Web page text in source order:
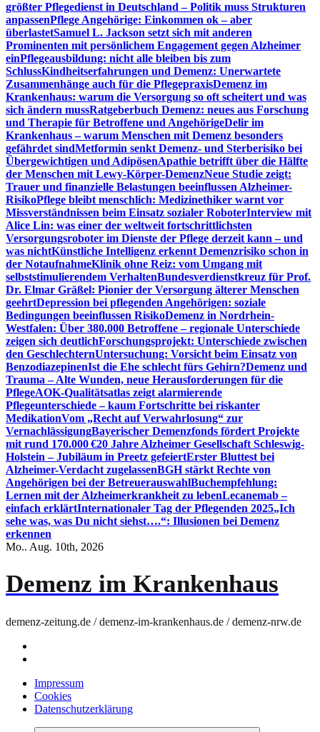
größter Pflegedienst in Deutschland – Politik muss Strukturen
anpassenPflege Angehörige: Einkommen ok – aber
überlastetSamuel L. Jackson setzt sich mit anderen
Prominenten mit persönlichem Engagement gegen Alzheimer
einPflegeausbildung: nicht alle bleiben bis zum
SchlussKindheitserfahrungen und Demenz: Unerwartete
Zusammenhänge auch für die PflegepraxisDemenz im
Krankenhaus: warum die Versorgung so oft scheitert und was
sich ändern mussRatgeberbuch Demenz: neues aus Forschung
und Therapie für Betroffene und AngehörigeDelir im
Krankenhaus – warum Menschen mit Demenz besonders
gefährdet sindMetformin senkt Demenz- und Sterberisiko bei
Übergewichtigen und AdipösenApathie betrifft über die Hälfte
der Menschen mit Lewy-Körper-DemenzNeue Studie zeigt:
Trauer und finanzielle Belastungen beeinflussen Alzheimer-
RisikoPflege bleibt menschlich: Medizinethiker warnt vor
Missverständnissen beim Einsatz sozialer RoboterInterview mit
Alice Lin: was einer der weltweit fortschrittlichsten
Versorgungsroboter im Dienste der Pflege derzeit kann – und
was nichtKünstliche Intelligenz erkennt Demenzrisiko schon in
der NotaufnahmeKlinik ohne Reiz: vom Umgang mit
selbststimulierendem VerhaltenBundesverdienstkreuz für Prof.
Dr. Elmar Gräßel: Pionier der Versorgung älterer Menschen
geehrtDepression bei pflegenden Angehörigen: soziale
Bedingungen beeinflussen RisikoDemenz in Nordrhein-
Westfalen: Über 380.000 Betroffene – regionale Unterschiede
zeigen sich deutlichForschungsprojekt: Unterschiede zwischen
den GeschlechternUntersuchung: Vorsicht beim Einsatz von
BenzodiazepinenIst die Ehe schlecht fürs Gehirn?Demenz und
Trauma – Alte Wunden, neue Herausforderungen für die
PflegeAOK-Qualitätsatlas zeigt alarmierende
Pflegeunterschiede – kaum Fortschritte bei riskanter
MedikationVom „Recht auf Verwahrlosung“ zur
VernachlässigungBayerischer Demenzfonds fördert Projekte
mit rund 170.000 €20 Jahre Alzheimer Gesellschaft Schleswig-
Holstein – Jubiläum in Preetz gefeiertErster Bluttest bei
Alzheimer-Verdacht zugelassenBGH stärkt Rechte von
Angehörigen bei der BetreuerauswahlBuchempfehlung:
Lernen mit der Alzheimerkrankheit zu lebenLecanemab –
einfach erklärtInternationaler Tag der Pflegenden 2025„Ich
sehe was, was Du nicht siehst….“: Illusionen bei Demenz
erkennen
Mo.. Aug. 10th, 2026
Demenz im Krankenhaus
demenz-zeitung.de / demenz-im-krankenhaus.de / demenz-nrw.de
Impressum
Cookies
Datenschutzerklärung